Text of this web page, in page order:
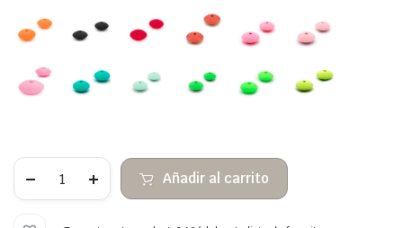
Ábacos
de
Añadir al carrito